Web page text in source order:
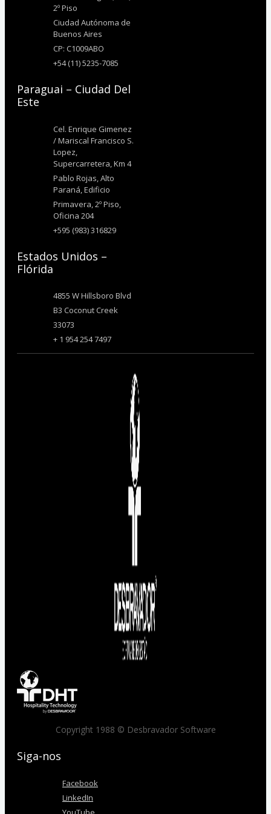
2º Piso
Ciudad Autónoma de
Buenos Aires
CP: C1009ABO
+54 (11) 5235-7085
Paraguai – Ciudad Del
Este
Cel. Enrique Gimenez
/ Mariscal Francisco S.
Lopez,
Supercarretera, Km 4
Pablo Rojas, Alto
Paraná, Edificio
Primavera, 2º Piso,
Oficina 204
+595 (983) 316829
Estados Unidos –
Flórida
4855 W Hillsboro Blvd
B3 Coconut Creek
33073
+ 1 954 254 7497
Copyright 1988 © Desbravador Software
Siga-nos
Facebook
LinkedIn